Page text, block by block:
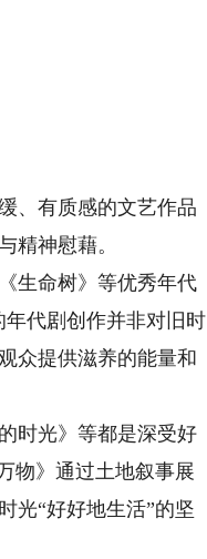
、有质感的文艺作品
精神慰藉。
生命树》等优秀年代
代剧创作并非对旧时
众提供滋养的能量和
时光》等都是深受好
物》通过土地叙事展
光“好好地生活”的坚